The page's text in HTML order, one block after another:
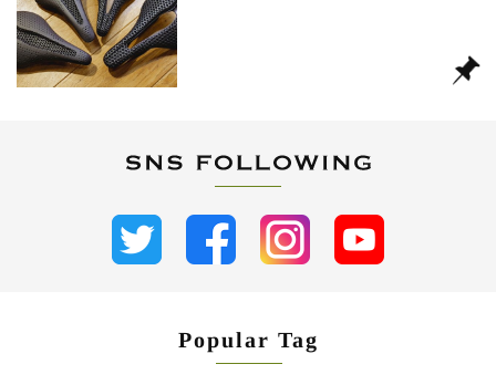
Popular Tag